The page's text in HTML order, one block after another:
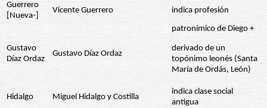
Guerrero
[Nueva-]
Vicente Guerrero indica profesión
Gustavo
Díaz Ordaz
Gustavo Díaz Ordaz
patronímico de Diego +
derivado de un
topónimo leonés (Santa
María de Ordás, León)
Hidalgo Miguel Hidalgo y Costilla
indica clase social
antigua